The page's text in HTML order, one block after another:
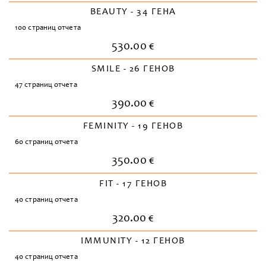
BEAUTY - 34 ГЕНА
100 страниц отчета
530.00 €
SMILE - 26 ГЕНОВ
47 страниц отчета
390.00 €
FEMINITY - 19 ГЕНОВ
60 страниц отчета
350.00 €
FIT - 17 ГЕНОВ
40 страниц отчета
320.00 €
IMMUNITY - 12 ГЕНОВ
40 страниц отчета